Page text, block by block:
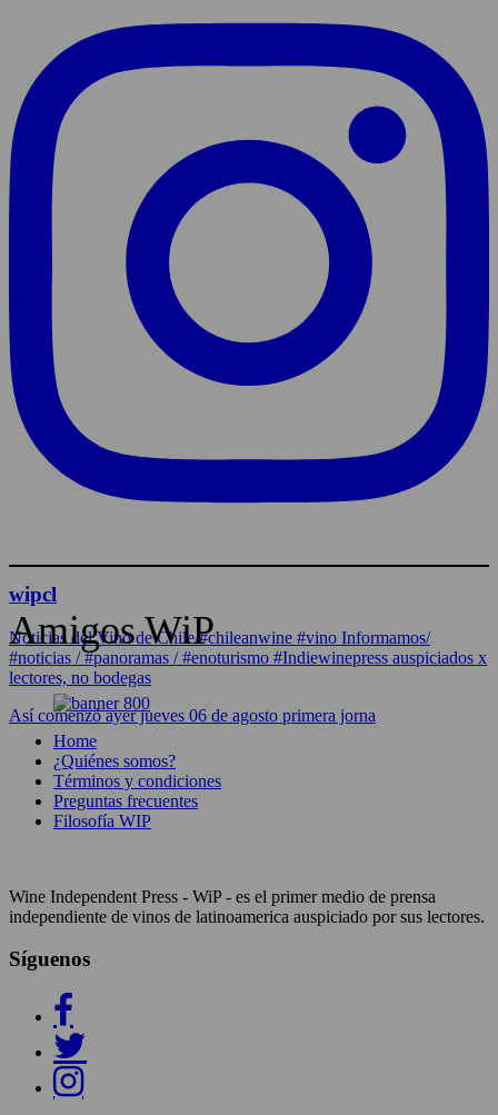
wipcl
Noticias del Vino de Chile/#chileanwine #vino Informamos/
#noticias / #panoramas / #enoturismo #Indiewinepress auspiciados x
lectores, no bodegas
Así comenzó ayer jueves 06 de agosto primera jorna
Amigos WiP
Home
¿Quiénes somos?
Términos y condiciones
Preguntas frecuentes
Filosofía WIP
Wine Independent Press - WiP - es el primer medio de prensa
independiente de vinos de latinoamerica auspiciado por sus lectores.
Síguenos